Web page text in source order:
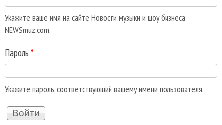
Укажите ваше имя на сайте Новости музыки и шоу бизнеса
NEWSmuz.com.
Пароль *
Укажите пароль, соответствующий вашему имени пользователя.